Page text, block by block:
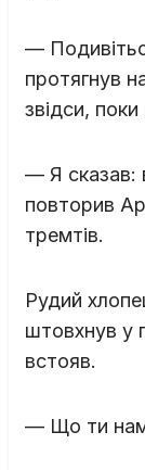
—
протягнув
звідси, поки
— Я сказав:
повторив
тремтів.
Рудий
штовхнув у
встояв.
— Що ти